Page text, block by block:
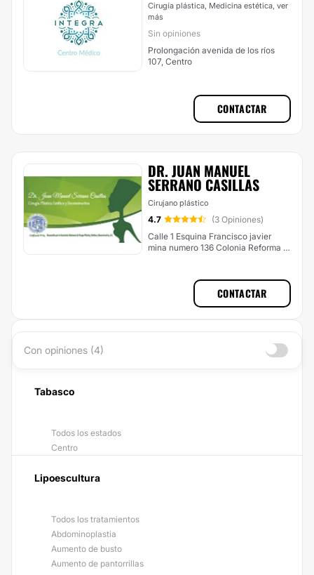
Cirugía plástica, Medicina estética, ver
más
Sin opiniones
Prolongación avenida de los ríos
107, Centro
CONTACTAR
DR. JUAN MANUEL
SERRANO CASILLAS
Cirujano plástico
4.7
(3 Opiniones)
Calle 1 Esquina Francisco javier
mina numero 136 Colonia Reforma ,
CONTACTAR
Con opiniones (4)
Tabasco
Todos los estados
Centro
Lipoescultura
Todos los tratamientos
Abdominoplastia
Aumento de busto
Aumento de pantorrillas